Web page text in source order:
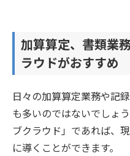
加算算定、書類業
ラウドがおすすめ
日々の加算算定業務や記
も多いのではないでしょ
ブクラウド」であれば、
に導くことができます。